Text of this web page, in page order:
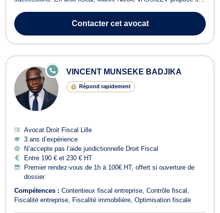
les sociétés, TVA, etc.) et fiscalité des particuliers (impôt sur le ...
Contactercet avocat
VINCENT MUNSEKE BADJIKA
Répond rapidement
E
N
N
E
Avocat Droit Fiscal Lille
3 ans d’expérience
N’accepte pas l’aide juridictionnelle Droit Fiscal
Entre 190 € et 230 € HT
Premier rendez-vous de 1h à 100€ HT, offert si ouverture de
dossier
Compétences : Contentieux fiscal entreprise Contrôle fiscal
Fiscalité entreprise
Fiscalité immobilière Optimisation fiscale